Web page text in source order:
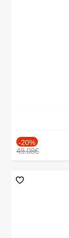
-20%
49.08€